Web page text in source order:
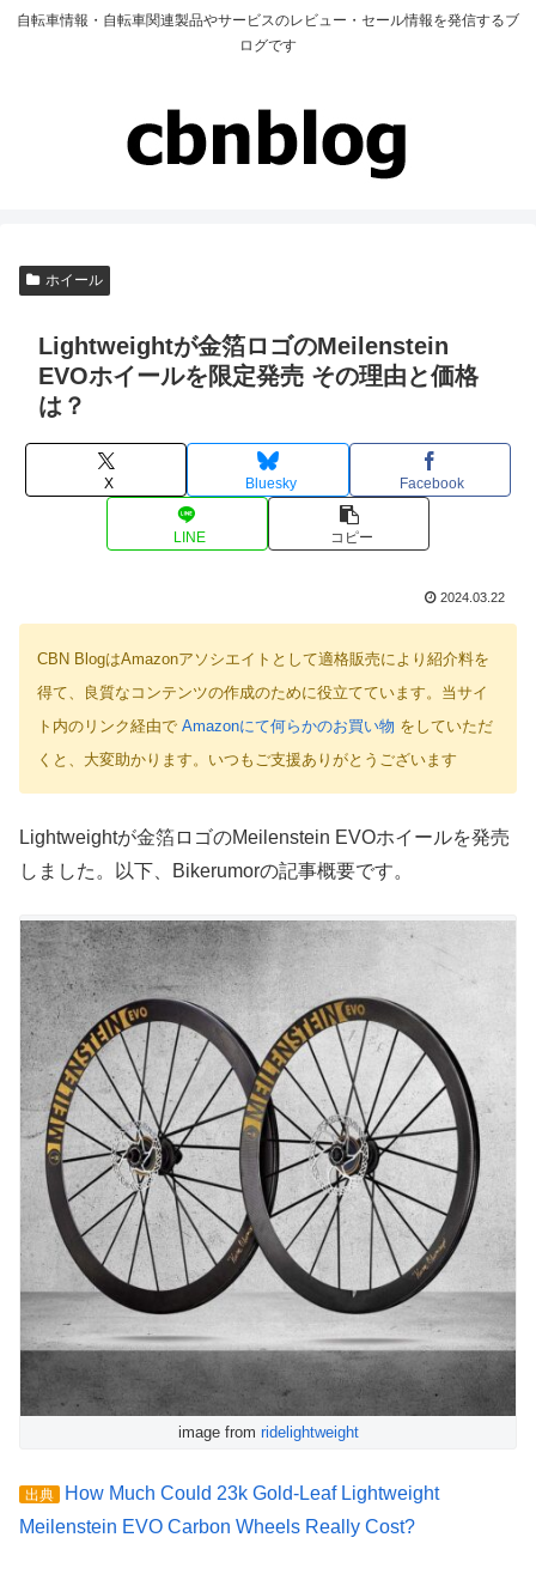
自転車情報・自転車関連製品やサービスのレビュー・セール情報を発信するブ
ログです
ホイール
Lightweightが金箔ロゴのMeilenstein
EVOホイールを限定発売 その理由と価格
は？
X Bluesky Facebook
LINE コピー
2024.03.22
CBN BlogはAmazonアソシエイトとして適格販売により紹介料を
得て、良質なコンテンツの作成のために役立てています。当サイ
ト内のリンク経由で Amazonにて何らかのお買い物 をしていただ
くと、大変助かります。いつもご支援ありがとうございます
Lightweightが金箔ロゴのMeilenstein EVOホイールを発売
しました。以下、Bikerumorの記事概要です。
image from ridelightweight
出典
How Much Could 23k Gold-Leaf Lightweight
Meilenstein EVO Carbon Wheels Really Cost?